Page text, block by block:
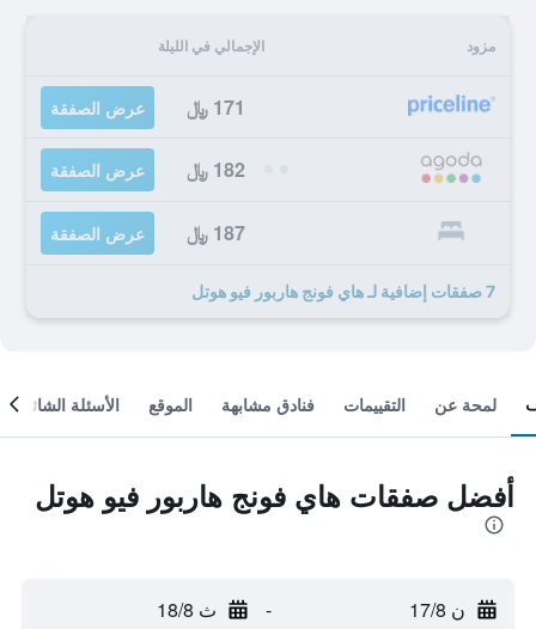
مزود الإجمالي في الليلة
171 ﷼ عرض الصفقة
182 ﷼ عرض الصفقة
187 ﷼ عرض الصفقة
7 صفقات إضافية لـ هاي فونج هاربور فيو هوتل
لمحة عن التقييمات فنادق مشابهة الموقع الأسئلة الشائعة
أفضل صفقات هاي فونج هاربور فيو هوتل
ن 17/8 - ث 18/8